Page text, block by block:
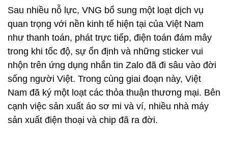
Ở một khía cạnh nào đó, theo Nikkei nhận định,
VNG đang đồng hành cùng sự phát triển của Việt
Nam. Năm 2004, tiền thân VNG là Vinagame - một
công ty khởi nghiệp nhỏ tận dụng sự phát triển phổ
biến của game máy tính và quán cà phê internet.
Lúc bấy giờ, Việt Nam chưa gia nhập Tổ chức
Thương mại Thế giới, ít được biết đến về thương
mại mà thường được biết đến là một quốc gia nhỏ
bé đã đánh bại Pháp và Mỹ xâm lược.